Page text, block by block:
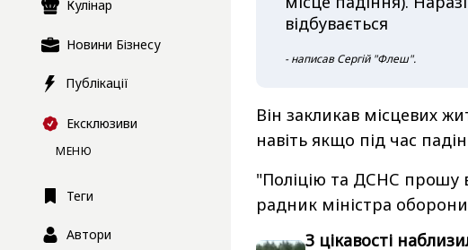
Кулінар
Новини Бізнесу
Публікації
Ексклюзиви
МЕНЮ
Теги
Автори
відбувається
- написав Сергій "Флеш".
Він закликав місцевих
навіть якщо під час
"Поліцію та ДСНС прошу
радник міністра
З цікавості